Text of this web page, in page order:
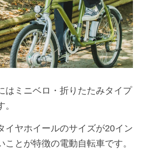
はミニベロ・折りたたみタイプ
イヤホイールのサイズが20イン
ことが特徴の電動自転車です。